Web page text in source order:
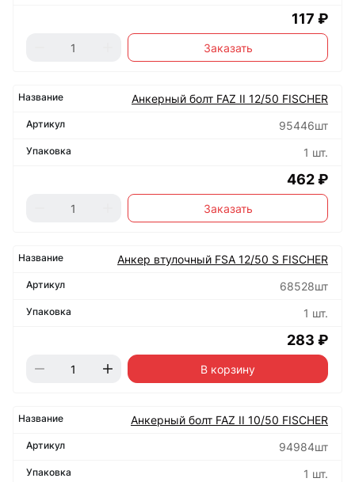
117 ₽
Заказать
Анкерный болт FAZ II 12/50 FISCHER
95446шт
1 шт.
462 ₽
Заказать
Анкер втулочный FSA 12/50 S FISCHER
68528шт
1 шт.
283 ₽
В корзину
Анкерный болт FAZ II 10/50 FISCHER
94984шт
1 шт.